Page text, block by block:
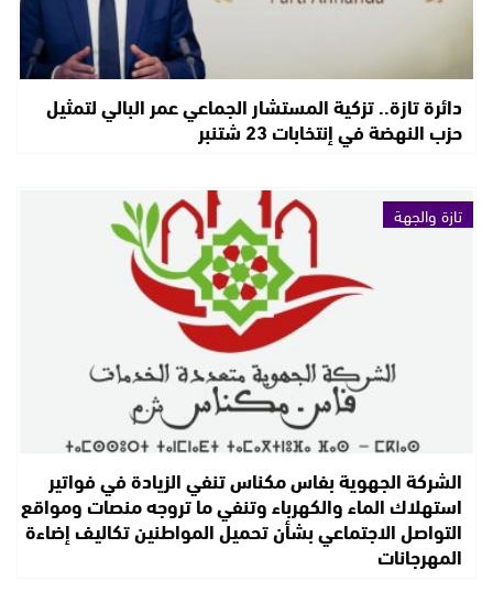
دائرة تازة.. تزكية المستشار الجماعي عمر البالي لتمثيل
حزب النهضة في إنتخابات 23 شتنبر
تازة والجهة
الشركة الجهوية بفاس مكناس تنفي الزيادة في فواتير
استهلاك الماء والكهرباء وتنفي ما تروجه منصات ومواقع
التواصل الاجتماعي بشأن تحميل المواطنين تكاليف إضاءة
المهرجانات